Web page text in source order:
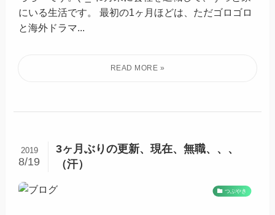
にいる生活です。 最初の1ヶ月ほどは、ただゴロゴロ
と海外ドラマ...
3ヶ月ぶりの更新、現在、無職、、、
（汗）
2019
8/19
つぶやき